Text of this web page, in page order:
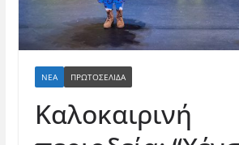
ΝΈΑ ΠΡΩΤΟΣΕΛΙΔΑ
Καλοκαιρινή